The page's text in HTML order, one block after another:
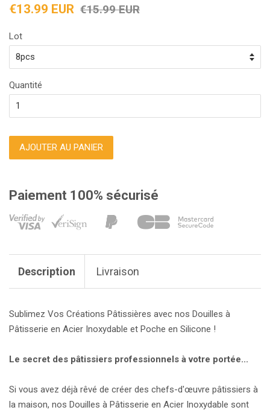
Prix
€13.99 EUR Prix
€15.99 EUR
Lot
Quantité
AJOUTER AU PANIER
Paiement 100% sécurisé
Description Livraison
Sublimez Vos Créations Pâtissières avec nos Douilles à
Pâtisserie en Acier Inoxydable et Poche en Silicone !
Le secret des pâtissiers professionnels à votre portée...
Si vous avez déjà rêvé de créer des chefs-d'œuvre pâtissiers à
la maison, nos Douilles à Pâtisserie en Acier Inoxydable sont